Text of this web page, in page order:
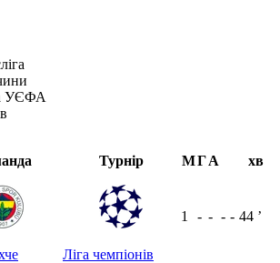
УЄФА
Турнір МГА хв
Ліга чемпіонів
1 - - - - 44 ʼ